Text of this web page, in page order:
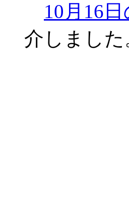
10月16
介しました